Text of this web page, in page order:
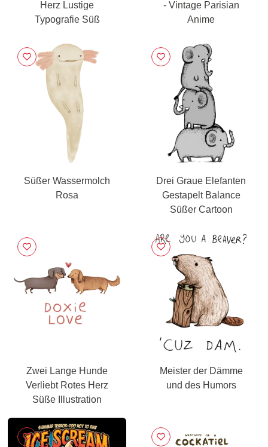
Herz Lustige
Typografie Süß
- Vintage Parisian
Anime
Süßer Wassermolch
Rosa
Drei Graue Elefanten
Gestapelt Balance
Süßer Cartoon
Zwei Lange Hunde
Verliebt Rotes Herz
Süße Illustration
Meister der Dämme
und des Humors